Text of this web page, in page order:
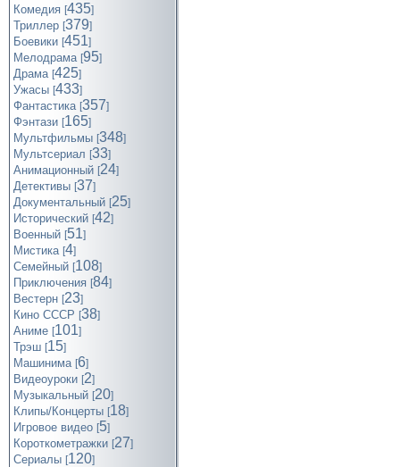
Комедия [435]
Триллер [379]
Боевики [451]
Мелодрама [95]
Драма [425]
Ужасы [433]
Фантастика [357]
Фэнтази [165]
Мультфильмы [348]
Мультсериал [33]
Анимационный [24]
Детективы [37]
Документальный [25]
Исторический [42]
Военный [51]
Мистика [4]
Семейный [108]
Приключения [84]
Вестерн [23]
Кино СССР [38]
Аниме [101]
Трэш [15]
Машинима [6]
Видеоуроки [2]
Музыкальный [20]
Клипы/Концерты [18]
Игровое видео [5]
Короткометражки [27]
Cериалы [120]